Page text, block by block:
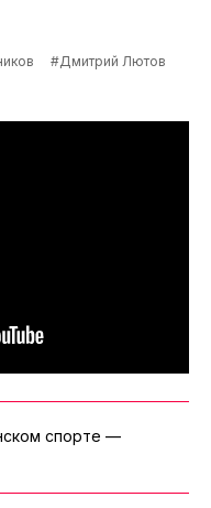
#Дмитрий Лютов
спорте —